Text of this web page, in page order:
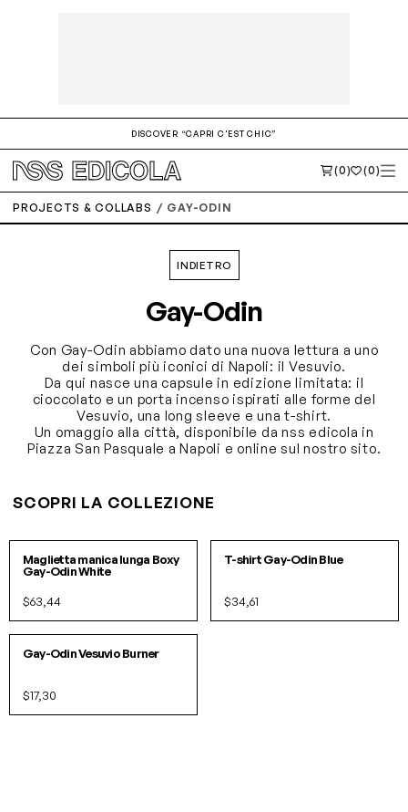
DISCOVER “CAPRI C'EST CHIC”
(0) (0)
PROJECTS & COLLABS GAY-ODIN
INDIETRO
Gay-Odin
Con Gay-Odin abbiamo dato una nuova lettura a uno
dei simboli più iconici di Napoli: il Vesuvio.
Da qui nasce una capsule in edizione limitata: il
cioccolato e un porta incenso ispirati alle forme del
Vesuvio, una long sleeve e una t-shirt.
Un omaggio alla città, disponibile da nss edicola in
Piazza San Pasquale a Napoli e online sul nostro sito.
SCOPRI LA COLLEZIONE
Maglietta manica lunga Boxy
Gay-Odin White
$63,44
T-shirt Gay-Odin Blue
$34,61
PACK
O/S
Gay-Odin Vesuvio Burner
$17,30